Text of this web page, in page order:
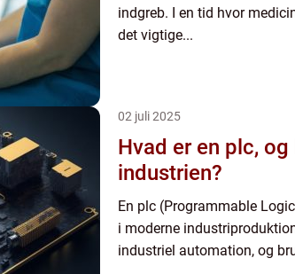
indgreb. I en tid hvor
det vigtige...
02 juli 2025
Hvad er en plc,
industrien?
En plc (Programmable
i moderne
industriel automation, og